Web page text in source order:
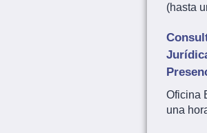
(hasta
Oficina
una